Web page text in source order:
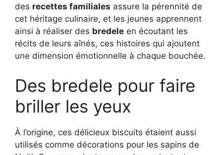
des recettes familiales assure la pérennité de
cet héritage culinaire, et les jeunes apprennent
ainsi à réaliser des bredele en écoutant les
récits de leurs aînés, ces histoires qui ajoutent
une dimension émotionnelle à chaque bouchée.
Des bredele pour faire
briller les yeux
À l’origine, ces délicieux biscuits étaient aussi
utilisés comme décorations pour les sapins de